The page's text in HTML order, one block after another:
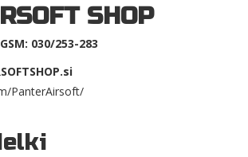
SHOP
030/253-283
PanterAirsoft/